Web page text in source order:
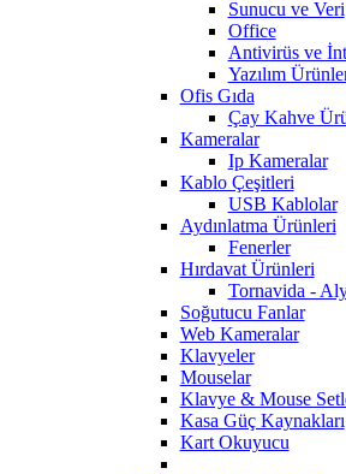
Sunucu ve Veri
Office
Antivirüs ve
Yazılım
Ofis Gıda
Çay Kahve
Kameralar
Ip Kameralar
Kablo Çeşitleri
USB Kablolar
Aydınlatma Ürünleri
Fenerler
Hırdavat Ürünleri
Tornavida -
Soğutucu Fanlar
Web Kameralar
Klavyeler
Mouselar
Klavye & Mouse
Kasa Güç Kaynakları
Kart Okuyucu